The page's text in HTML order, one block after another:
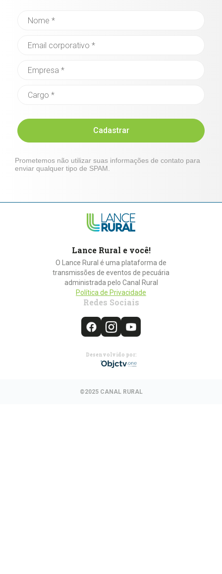
Cadastrar
Prometemos não utilizar suas informações de contato para
enviar qualquer tipo de SPAM.
Lance Rural e você!
O Lance Rural é uma plataforma de
transmissões de eventos de pecuária
administrada pelo Canal Rural
Política de Privacidade
Redes Sociais
Desenvolvido por:
©2025 CANAL RURAL